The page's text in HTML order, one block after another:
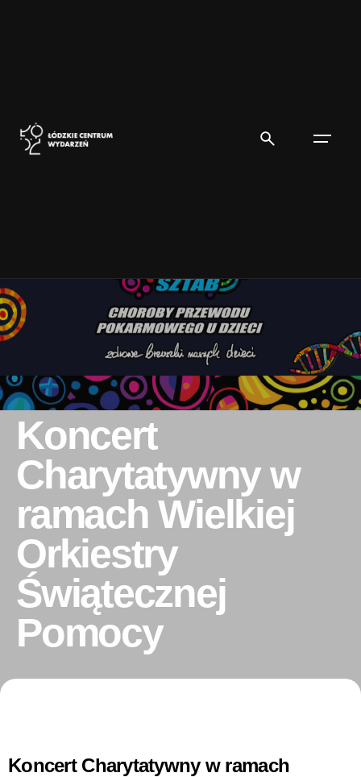
Koncert
Charytatywny w
ramach Wielkiej
Orkiestry
Świątecznej
Pomocy
Koncert Charytatywny w ramach